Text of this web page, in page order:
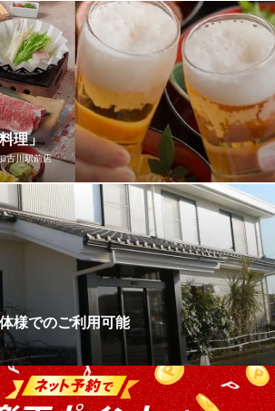
和会席
松駅 徒歩16分
南備後42-6
状況で御献立内容に変化はあるものの、充
せ会席」コースは￥4.500～￥6.500までの
皆様のご来店をお待ちしております 苦手な
くお申し付け下されば他の食材と差し替え
イン
徒歩2分
在家2-278-14
理」
古川駅前店
で語らう場にして頂けますよう、慶事会
なプランをご用意させていただいておりま
お応えいたしますのでご利用の店舗へお気
かごの屋 加古川駅前店
徒歩3分
寺家町622
様でのご利用可能
できる広々としたスペースを完備しており